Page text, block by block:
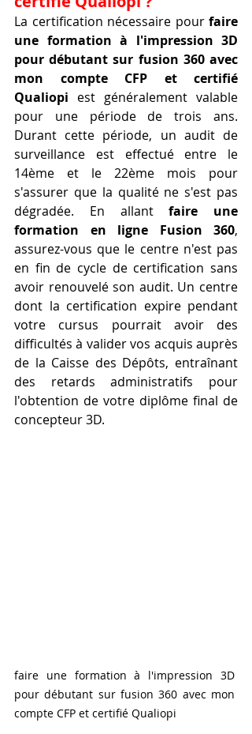
La certification nécessaire pour faire
une formation à l'impression 3D
pour débutant sur fusion 360 avec
mon compte CFP et certifié
Qualiopi est généralement valable
pour une période de trois ans.
Durant cette période, un audit de
surveillance est effectué entre le
14ème et le 22ème mois pour
s'assurer que la qualité ne s'est pas
dégradée. En allant faire une
formation en ligne Fusion 360,
assurez-vous que le centre n'est pas
en fin de cycle de certification sans
avoir renouvelé son audit. Un centre
dont la certification expire pendant
votre cursus pourrait avoir des
difficultés à valider vos acquis auprès
de la Caisse des Dépôts, entraînant
des retards administratifs pour
l'obtention de votre diplôme final de
concepteur 3D.
faire une formation à l'impression 3D
pour débutant sur fusion 360 avec mon
compte CFP et certifié Qualiopi